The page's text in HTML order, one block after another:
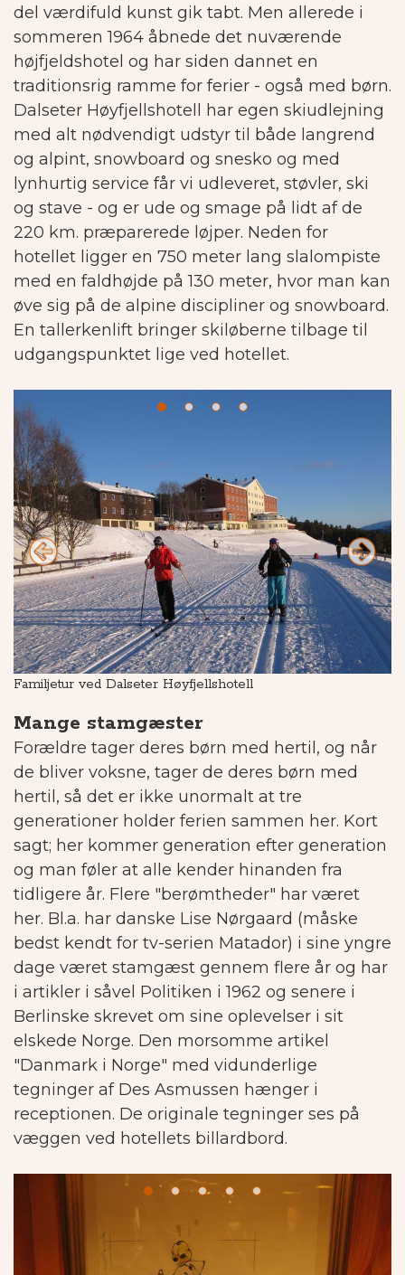
del værdifuld kunst gik tabt. Men allerede i
sommeren 1964 åbnede det nuværende
højfjeldshotel og har siden dannet en
traditionsrig ramme for ferier - også med børn.
Dalseter Høyfjellshotell har egen skiudlejning
med alt nødvendigt udstyr til både langrend
og alpint, snowboard og snesko og med
lynhurtig service får vi udleveret, støvler, ski
og stave - og er ude og smage på lidt af de
220 km. præparerede løjper. Neden for
hotellet ligger en 750 meter lang slalompiste
med en faldhøjde på 130 meter, hvor man kan
øve sig på de alpine discipliner og snowboard.
En tallerkenlift bringer skiløberne tilbage til
udgangspunktet lige ved hotellet.
Familjetur ved Dalseter Høyfjellshotell
Mange stamgæster
Forældre tager deres børn med hertil, og når
de bliver voksne, tager de deres børn med
hertil, så det er ikke unormalt at tre
generationer holder ferien sammen her. Kort
sagt; her kommer generation efter generation
og man føler at alle kender hinanden fra
tidligere år. Flere "berømtheder" har været
her. Bl.a. har danske Lise Nørgaard (måske
bedst kendt for tv-serien Matador) i sine yngre
dage været stamgæst gennem flere år og har
i artikler i såvel Politiken i 1962 og senere i
Berlinske skrevet om sine oplevelser i sit
elskede Norge. Den morsomme artikel
"Danmark i Norge" med vidunderlige
tegninger af Des Asmussen hænger i
receptionen. De originale tegninger ses på
væggen ved hotellets billardbord.